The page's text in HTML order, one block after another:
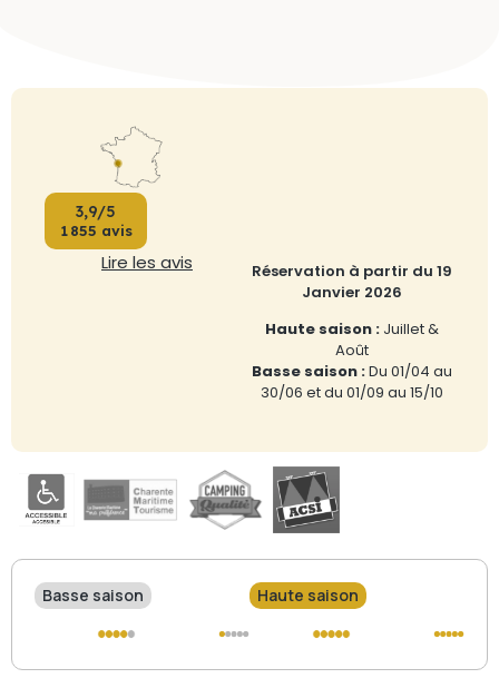
3,9/5
1 855 avis
Lire les avis
Réservation à partir du 19
Janvier 2026
Haute saison : Juillet &
Août
Basse saison :Du 01/04 au
30/06 et du 01/09 au 15/10
Basse saison Haute saison